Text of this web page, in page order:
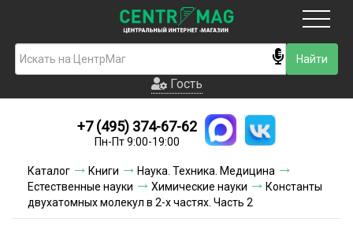
Гость
Новинки
Условия доставки
Условия оплаты
Гость
+7 (495) 374-67-62
Пн-Пт 9:00-19:00
Каталог Книги
Наука. Техника. Медицина
Естественные науки
Химические науки
Константы
двухатомных молекул в 2-х частях. Часть 2